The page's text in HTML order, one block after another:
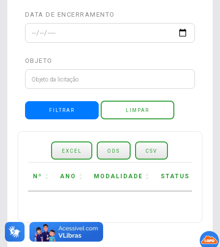
DATA DE ENCERRAMENTO
OBJETO
LIMPAR
EXCEL ODS CSV
Nº ANO MODALIDADE STATUS